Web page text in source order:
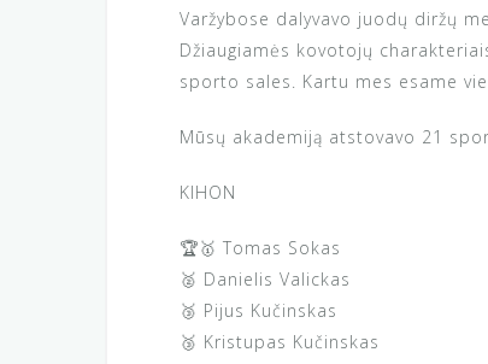
Varžybose dalyvavo juodų diržų
Džiaugiamės kovotojų
sporto sales. Kartu mes esame
Mūsų akademiją atstovavo 21
KIHON
🏆🥇 Tomas Sokas
🥈 Danielis Valickas
🥉 Pijus Kučinskas
🥉 Kristupas Kučinskas